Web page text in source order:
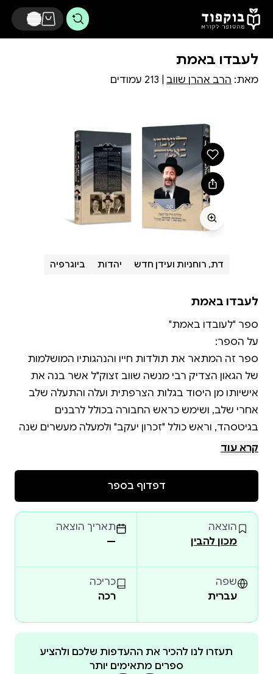
דלג לתוכן הראשי
לעבדו באמת
מאת: הרב אהרן שווב
דת, רוחניות ועידן חדש יהדות ביוגרפיה
לעבדו באמת
ספר זה המתאר את תולדות חייו והנהגותיו המושלמות
של הגאון הצדיק רבי מנשה שווב זצוק"ל אשר בנה את
אישיותו מן היסוד בגלות הצרפתית ועלה והתעלה שלב
אחרי שלב, ושימש כראש החבורה בכולל לרבנים
בגיטסהד, וראש כולל "זכרון יעקב" ולמעלה מעשרים שנה
הגאון רבי מרדכי גרוס שליט"א גאב"ד חניכי הישיבות ב"ב
התבטא אחר קריאת הספר - שספר זה ראוי ללומדו
בסדר 'מוסר', כי הוא מלמד איך האדם יכול לגדול
לתפארה, וזה מחייב כל אדם המבקש לדעת את הדרך
העולה בית א-ל.
קרא עוד
דפדוף בספר
הוצאה
מכון להבין
תאריך הוצאה
—
שפה
עברית
כריכה
רכה
תעזרו לנו להכיר את ההעדפות שלכם ולהציע
ספרים מתאימים יותר